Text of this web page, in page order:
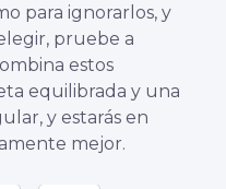
para ignorarlos, y
pruebe a
estos
equilibrada y una
y estarás en
mejor.